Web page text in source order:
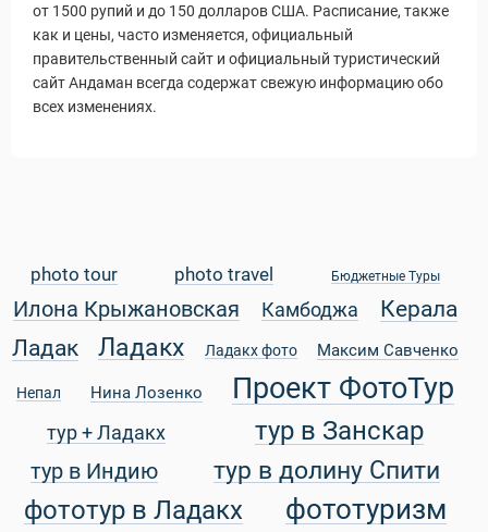
от 1500 рупий и до 150 долларов США. Расписание, также
как и цены, часто изменяется, официальный
правительственный сайт и официальный туристический
сайт Андаман всегда содержат свежую информацию обо
всех изменениях.
photo tour photo travel Бюджетные Туры
Илона Крыжановская Камбоджа
Керала
Ладак
Ладакх Ладакх фото Максим Савченко
Непал Нина Лозенко Проект ФотоТур
тур + Ладакх тур в Занскар
тур в Индию тур в долину Спити
фототур в Ладакх
фототуризм